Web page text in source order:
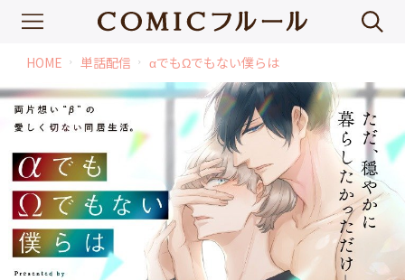
HOME chevron_right 単話配信 chevron_right αでもΩでもない僕らは